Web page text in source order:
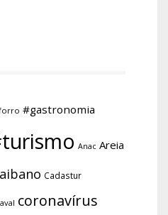
#gastronomia
Anac Areia
Cadastur
coronavírus